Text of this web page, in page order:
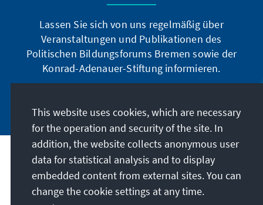
Lassen Sie sich von uns regelmäßig über
Veranstaltungen und Publikationen des
Politischen Bildungsforums Bremen sowie der
Konrad-Adenauer-Stiftung informieren.
Address
Contact
This website uses cookies, which are necessary
for the operation and security of the site. In
addition, the website collects anonymous user
data for statistical analysis and to display
embedded content from external sites. You can
change the cookie settings at any time.